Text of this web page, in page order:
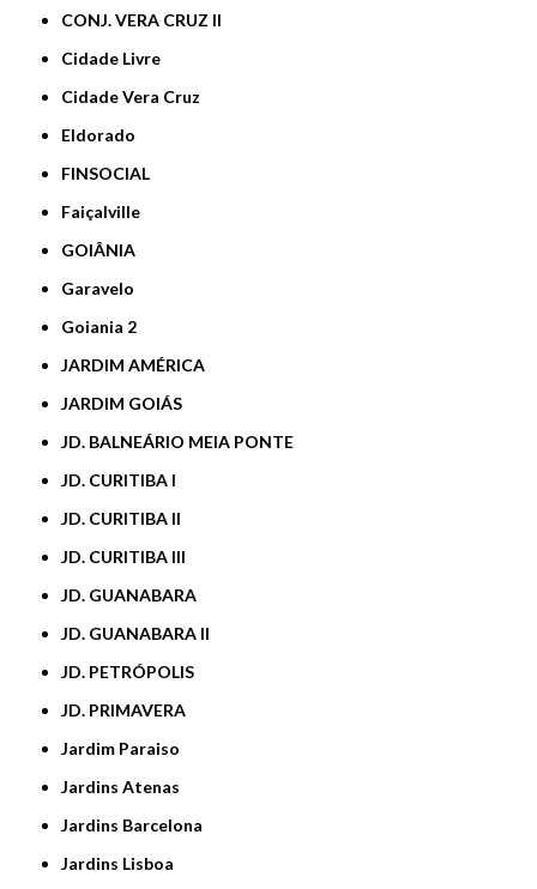
CONJ. VERA CRUZ II
Cidade Livre
Cidade Vera Cruz
Eldorado
FINSOCIAL
Faiçalville
GOIÂNIA
Garavelo
Goiania 2
JARDIM AMÉRICA
JARDIM GOIÁS
JD. BALNEÁRIO MEIA PONTE
JD. CURITIBA I
JD. CURITIBA II
JD. CURITIBA III
JD. GUANABARA
JD. GUANABARA II
JD. PETRÓPOLIS
JD. PRIMAVERA
Jardim Paraiso
Jardins Atenas
Jardins Barcelona
Jardins Lisboa